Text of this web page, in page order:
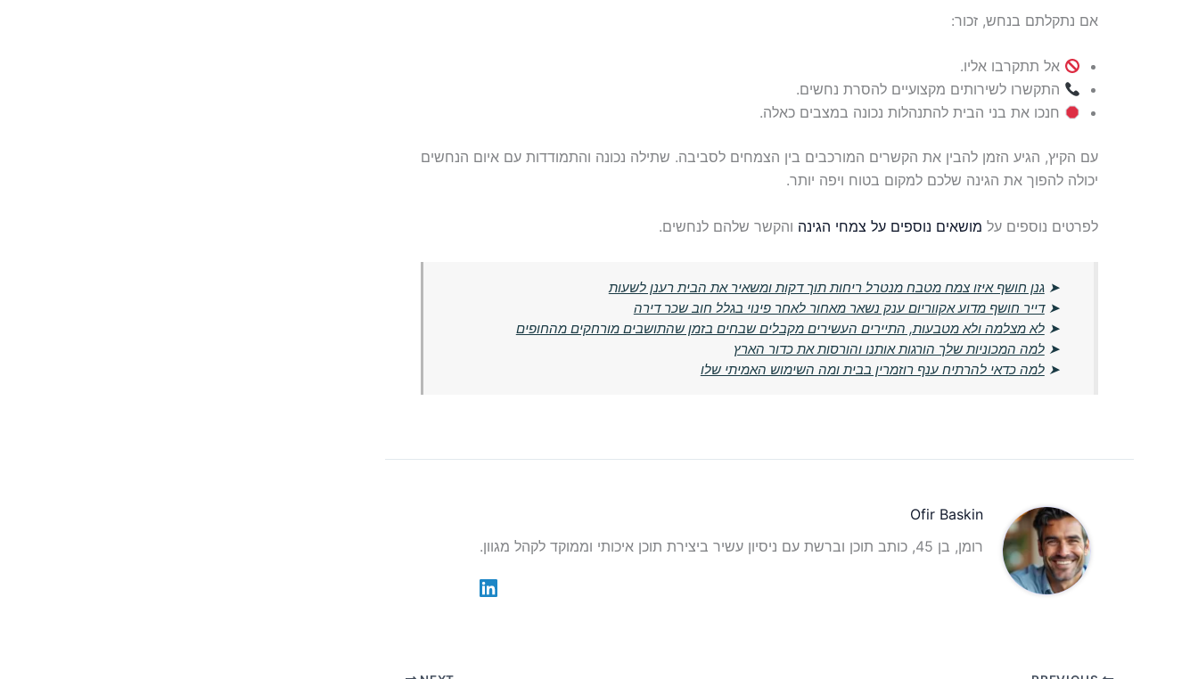
אם נתקלתם בנחש, זכור:
אל תתקרבו אליו.
התקשרו לשירותים מקצועיים להסרת נחשים.
חנכו את בני הבית להתנהלות נכונה במצבים כאלה.
עם הקיץ, הגיע הזמן להבין את הקשרים המורכבים בין הצמחים לסביבה. שתילה נכונה והתמודדות עם איום הנחשים
יכולה להפוך את הגינה שלכם למקום בטוח ויפה יותר.
לפרטים נוספים על מושאים נוספים על צמחי הגינה והקשר שלהם לנחשים.
➤גנן חושף איזו צמח מטבח מנטרל ריחות תוך דקות ומשאיר את הבית רענן לשעות
➤דייר חושף מדוע אקווריום ענק נשאר מאחור לאחר פינוי בגלל חוב שכר דירה
➤לא מצלמה ולא מטבעות, התיירים העשירים מקבלים שבחים בזמן שהתושבים מורחקים מהחופים
➤למה המכוניות שלך הורגות אותנו והורסות את כדור הארץ
➤למה כדאי להרתיח ענף רוזמרין בבית ומה השימוש האמיתי שלו
Ofir Baskin
רומן, בן 45, כותב תוכן וברשת עם ניסיון עשיר ביצירת תוכן איכותי וממוקד לקהל מגוון.